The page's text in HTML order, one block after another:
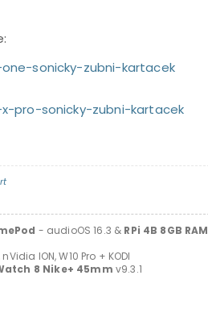
sonicky-zubni-kartacek
pro-sonicky-zubni-kartacek
- audioOS 16.3 & RPi 4B 8GB RAM
ION, W10 Pro + KODI
8 Nike+ 45mm v9.3.1